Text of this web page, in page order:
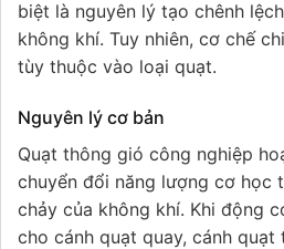
biệt là nguyên lý tạo chênh
không khí. Tuy nhiên, cơ chế
tùy thuộc vào loại quạt.
Nguyên lý cơ bản
Quạt thông gió công nghiệp
chuyển đổi năng lượng cơ học
chảy của không khí. Khi động
cho cánh quạt quay, cánh quạt